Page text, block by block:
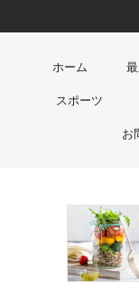
ホーム
スポーツ
お